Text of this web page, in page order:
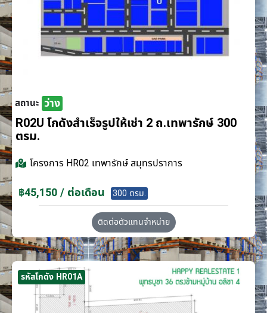
สถานะ ว่าง
R02U โกดังสำเร็จรูปให้เช่า 2 ถ.เทพารักษ์ 300
ตรม.
โครงการ HR02 เทพารักษ์ สมุทรปราการ
฿45,150 / ต่อเดือน 300 ตรม.
ติดต่อตัวแทนจำหน่าย
รหัสโกดัง HR01A